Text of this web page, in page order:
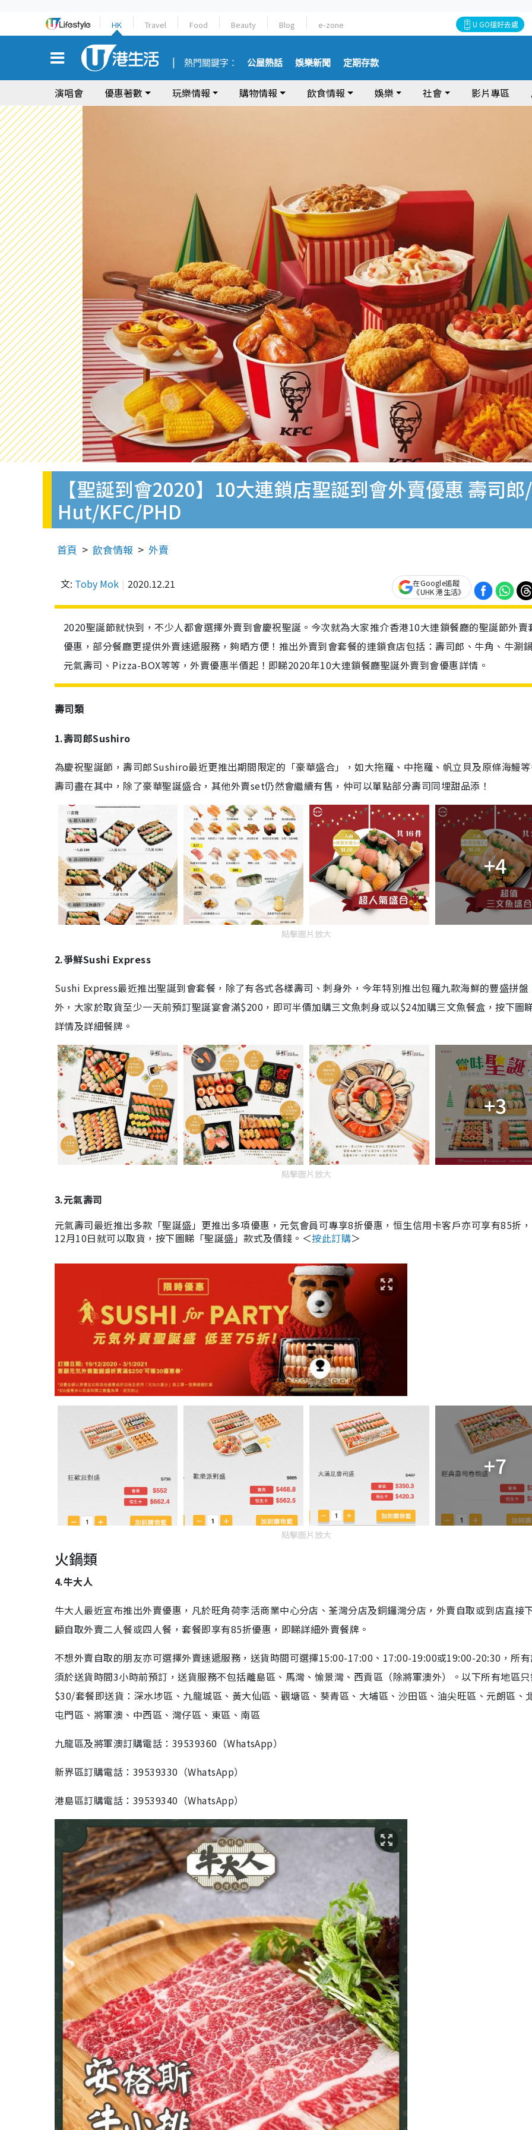
HK Travel Food Beauty Blog e-zone U GO搵好去處
熱門關鍵字： 公屋熱話 娛樂新聞 定期存款
演唱會 優惠著數 玩樂情報 購物情報 飲食情報 娛樂 社會 影片專區
【聖誕到會2020】10大連鎖店聖誕到會外賣優惠 壽司
Hut/KFC/PHD
首頁 飲食情報 外賣
文: Toby Mok 2020.12.21
在Google追蹤
《UHK 港生活》
2020聖誕節就快到，不少人都會選擇外賣到會慶祝聖誕。今次就為大家推介香港10大連鎖餐廳的聖誕節外賣
優惠，部分餐廳更提供外賣速遞服務，夠晒方便！推出外賣到會套餐的連鎖食店包括：壽司郎、牛角、牛涮
元氣壽司、Pizza-BOX等等，外賣優惠半價起！即睇2020年10大連鎖餐廳聖誕外賣到會優惠詳情。
壽司類
1.壽司郎Sushiro
為慶祝聖誕節，壽司郎Sushiro最近更推出期間限定的「豪華盛合」，如大拖羅、中拖羅、帆立貝及原條海鰻
壽司盡在其中，除了豪華聖誕盛合，其他外賣set仍然會繼續有售，仲可以單點部分壽司同埋甜品添！
+4
點擊圖片放大
2.爭鮮Sushi Express
Sushi Express最近推出聖誕到會套餐，除了有各式各樣壽司、刺身外，今年特別推出包羅九款海鮮的豐盛拼盤
外，大家於取貨至少一天前預訂聖誕宴會滿$200，即可半價加購三文魚刺身或以$24加購三文魚餐盒，按下圖
詳情及詳細餐牌。
+3
點擊圖片放大
3.元氣壽司
元氣壽司最近推出多款「聖誕盛」更推出多項優惠，元気會員可專享8折優惠，恒生信用卡客戶亦可享有85折
12月10日就可以取貨，按下圖睇「聖誕盛」款式及價錢。＜按此訂購＞
+7
點擊圖片放大
火鍋類
4.牛大人
牛大人最近宣布推出外賣優惠，凡於旺角荷李活商業中心分店、荃灣分店及銅鑼灣分店，外賣自取或到店直接
顧自取外賣二人餐或四人餐，套餐即享有85折優惠，即睇詳細外賣餐牌。
不想外賣自取的朋友亦可選擇外賣速遞服務，送貨時間可選擇15:00-17:00、17:00-19:00或19:00-20:30，所
須於送貨時間3小時前預訂，送貨服務不包括離島區、馬灣、愉景灣、西貢區（除將軍澳外）。以下所有地區
$30/套餐即送貨：深水埗區、九龍城區、黃大仙區、觀塘區、葵青區、大埔區、沙田區、油尖旺區、元朗區、
屯門區、將軍澳、中西區、灣仔區、東區、南區
九龍區及將軍澳訂購電話：39539360（WhatsApp）
新界區訂購電話：39539330（WhatsApp）
港島區訂購電話：39539340（WhatsApp）